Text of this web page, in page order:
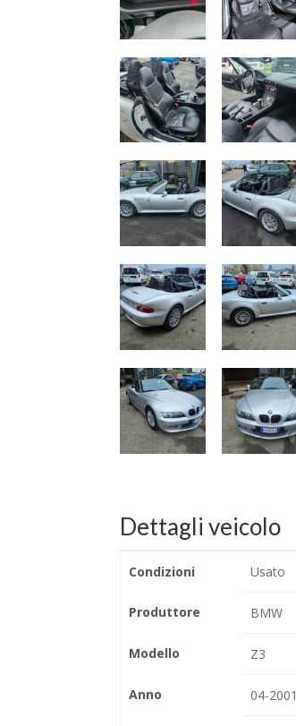
Dettagli veicolo
Condizioni Usato
Produttore BMW
Modello Z3
Anno 04-2001